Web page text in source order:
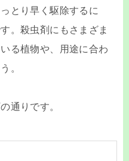
とり早く駆除するに
。殺虫剤にもさまざま
る植物や、用途に合わ
。
通りです。